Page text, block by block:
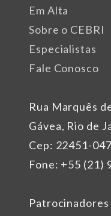
Rua Marquês
Gávea, Rio de
Cep: 22451-047
Fone: +55 (21)
Em Alta
Sobre o CEBRI
Especialistas
Fale Conosco
Patrocinadores